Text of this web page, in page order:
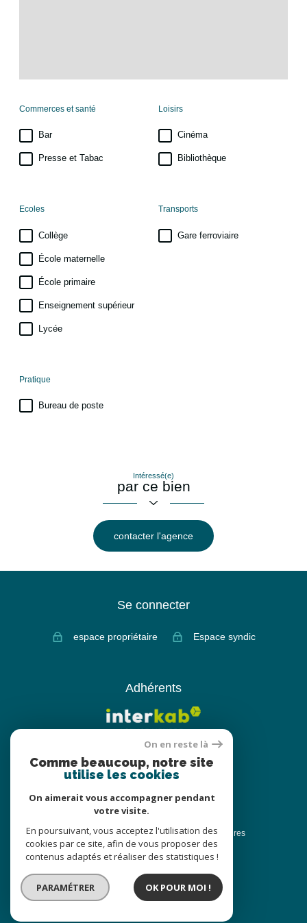
Commerces et santé
Bar
Presse et Tabac
Loisirs
Cinéma
Bibliothèque
Ecoles
Collège
École maternelle
École primaire
Enseignement supérieur
Lycée
Transports
Gare ferroviaire
Pratique
Bureau de poste
Intéressé(e)
par ce bien
contacter l'agence
Se connecter
espace propriétaire Espace syndic
Adhérents
© 2022 Tous droits réservés
Traduction powered by Google Nos honoraires
Plan du site Nos honoraires
Honoraires location Mentions légales
Partenaires Admin Politique RGPD
On en reste là
Comme beaucoup, notre site
utilise les cookies
On aimerait vous accompagner pendant
votre visite.
En poursuivant, vous acceptez l'utilisation des
cookies par ce site, afin de vous proposer des
contenus adaptés et réaliser des statistiques !
PARAMÉTRER OK POUR MOI !